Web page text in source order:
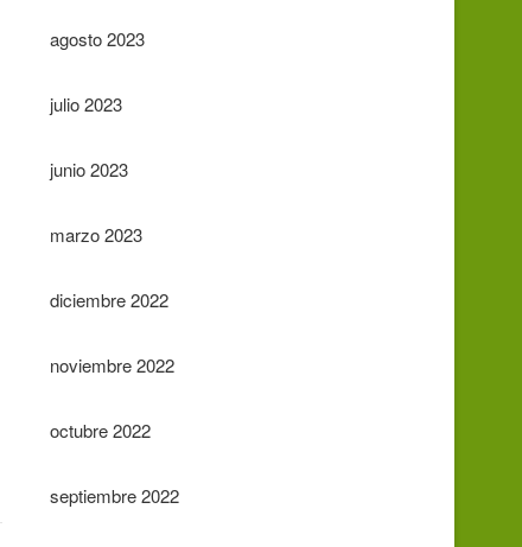
agosto 2023
julio 2023
junio 2023
marzo 2023
diciembre 2022
noviembre 2022
octubre 2022
septiembre 2022